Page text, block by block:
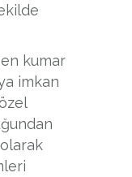
kumar
imkan